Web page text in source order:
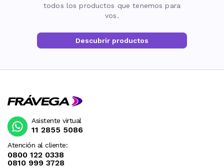
todos los productos que tenemos para
vos.
Descubrir productos
Atención al cliente:
0800 122 0338
0810 999 3728
Asistente virtual
11 2855 5086